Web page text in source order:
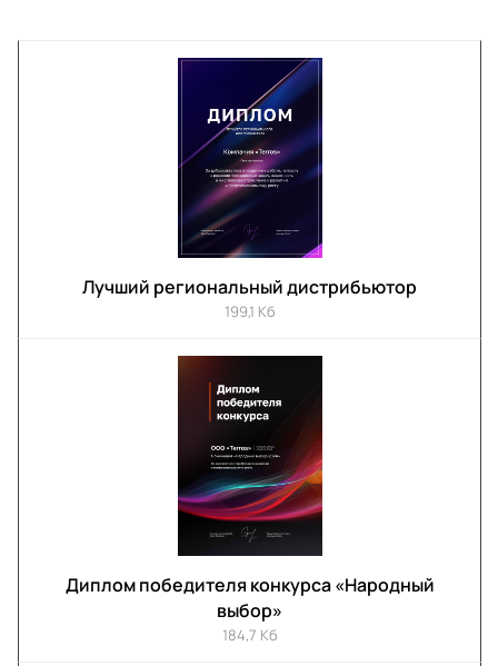
Лучший региональный дистрибьютор
199,1 Кб
Диплом победителя конкурса «Народный
выбор»
184,7 Кб